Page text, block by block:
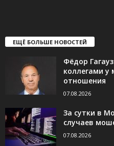
ЕЩЁ БОЛЬШЕ НОВОСТЕЙ
Фёдор
коллегами у
отношения
07.08.2026
За сутки в
случаев
07.08.2026